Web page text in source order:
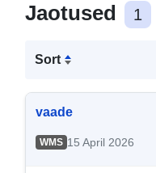
Jaotused 1
Sort
vaade
WMS 15 April 2026